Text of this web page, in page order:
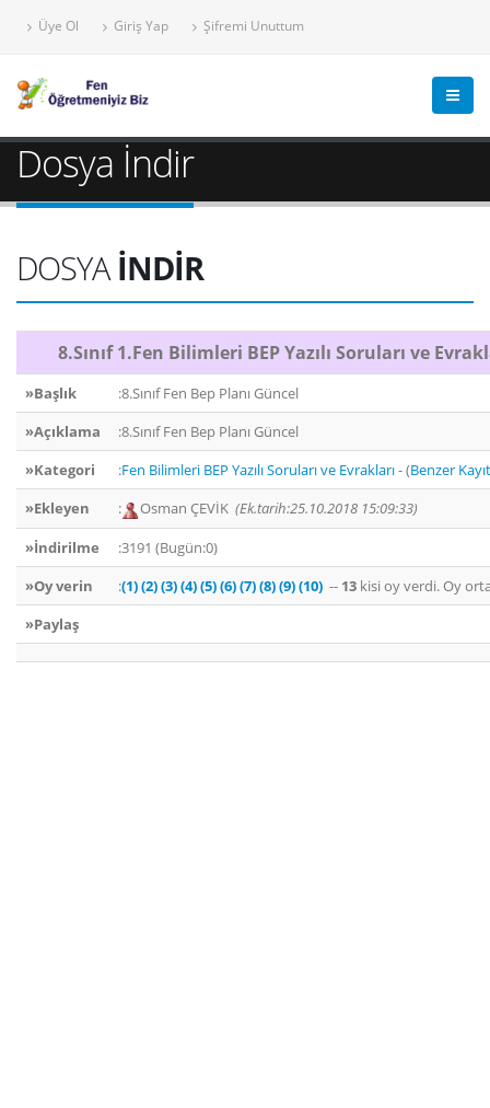
Üye Ol Giriş Yap Şifremi Unuttum
Dosya İndir
DOSYAİNDİR
8.Sınıf 1.Fen Bilimleri BEP Yazılı Soruları ve
»Başlık
:8.Sınıf Fen Bep Planı Güncel
»Açıklama
:8.Sınıf Fen Bep Planı Güncel
»Kategori
:Fen Bilimleri BEP Yazılı Soruları ve Evrakları- (Benzer
»Ekleyen
: Osman ÇEVİK (Ek.tarih:25.10.2018 15:09:33)
»İndirilme
:3191 (Bugün:0)
»Oy verin
:(1)(2)(3)(4)(5)(6)(7)(8)(9)(10) -- 13 kisi oy verdi. Oy
»Paylaş